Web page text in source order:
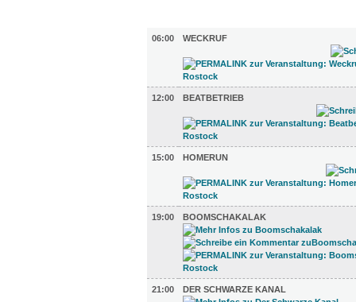
06:00
WECKRUF
12:00 BEATBETRIEB
15:00 HOMERUN
19:00 BOOMSCHAKALAK
21:00 DER SCHWARZE KANAL